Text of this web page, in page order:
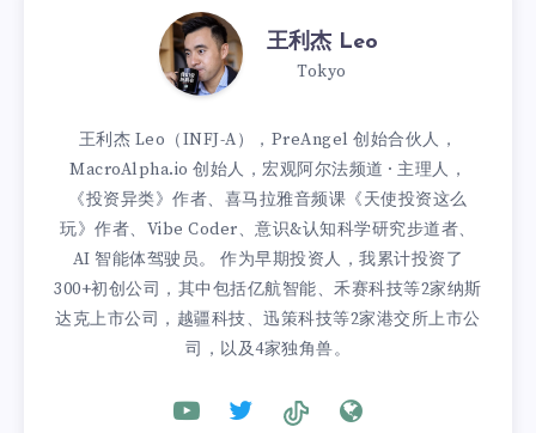
王利杰 Leo
Tokyo
王利杰 Leo（INFJ-A），PreAngel 创始合伙人，
MacroAlpha.io 创始人，宏观阿尔法频道 · 主理人，
《投资异类》作者、喜马拉雅音频课《天使投资这么
玩》作者、Vibe Coder、意识&认知科学研究步道者、
AI 智能体驾驶员。 作为早期投资人，我累计投资了
300+初创公司，其中包括亿航智能、禾赛科技等2家纳斯
达克上市公司，越疆科技、迅策科技等2家港交所上市公
司，以及4家独角兽。